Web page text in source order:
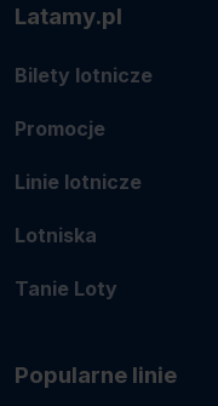
Latamy.pl
Bilety lotnicze
Promocje
Linie lotnicze
Lotniska
Tanie Loty
Popularne linie